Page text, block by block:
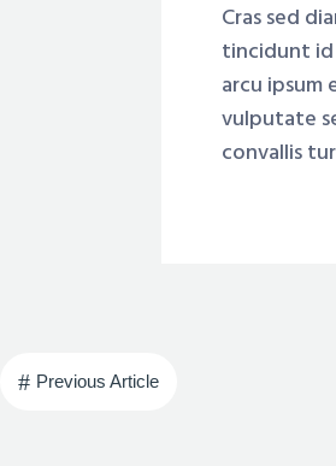
Cras sed
tincidunt id
arcu ipsum
vulputate
convallis
# Previous Article